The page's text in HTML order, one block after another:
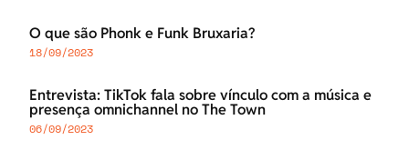
O que são Phonk e Funk Bruxaria?
18/09/2023
Entrevista: TikTok fala sobre vínculo com a música e
presença omnichannel no The Town
06/09/2023